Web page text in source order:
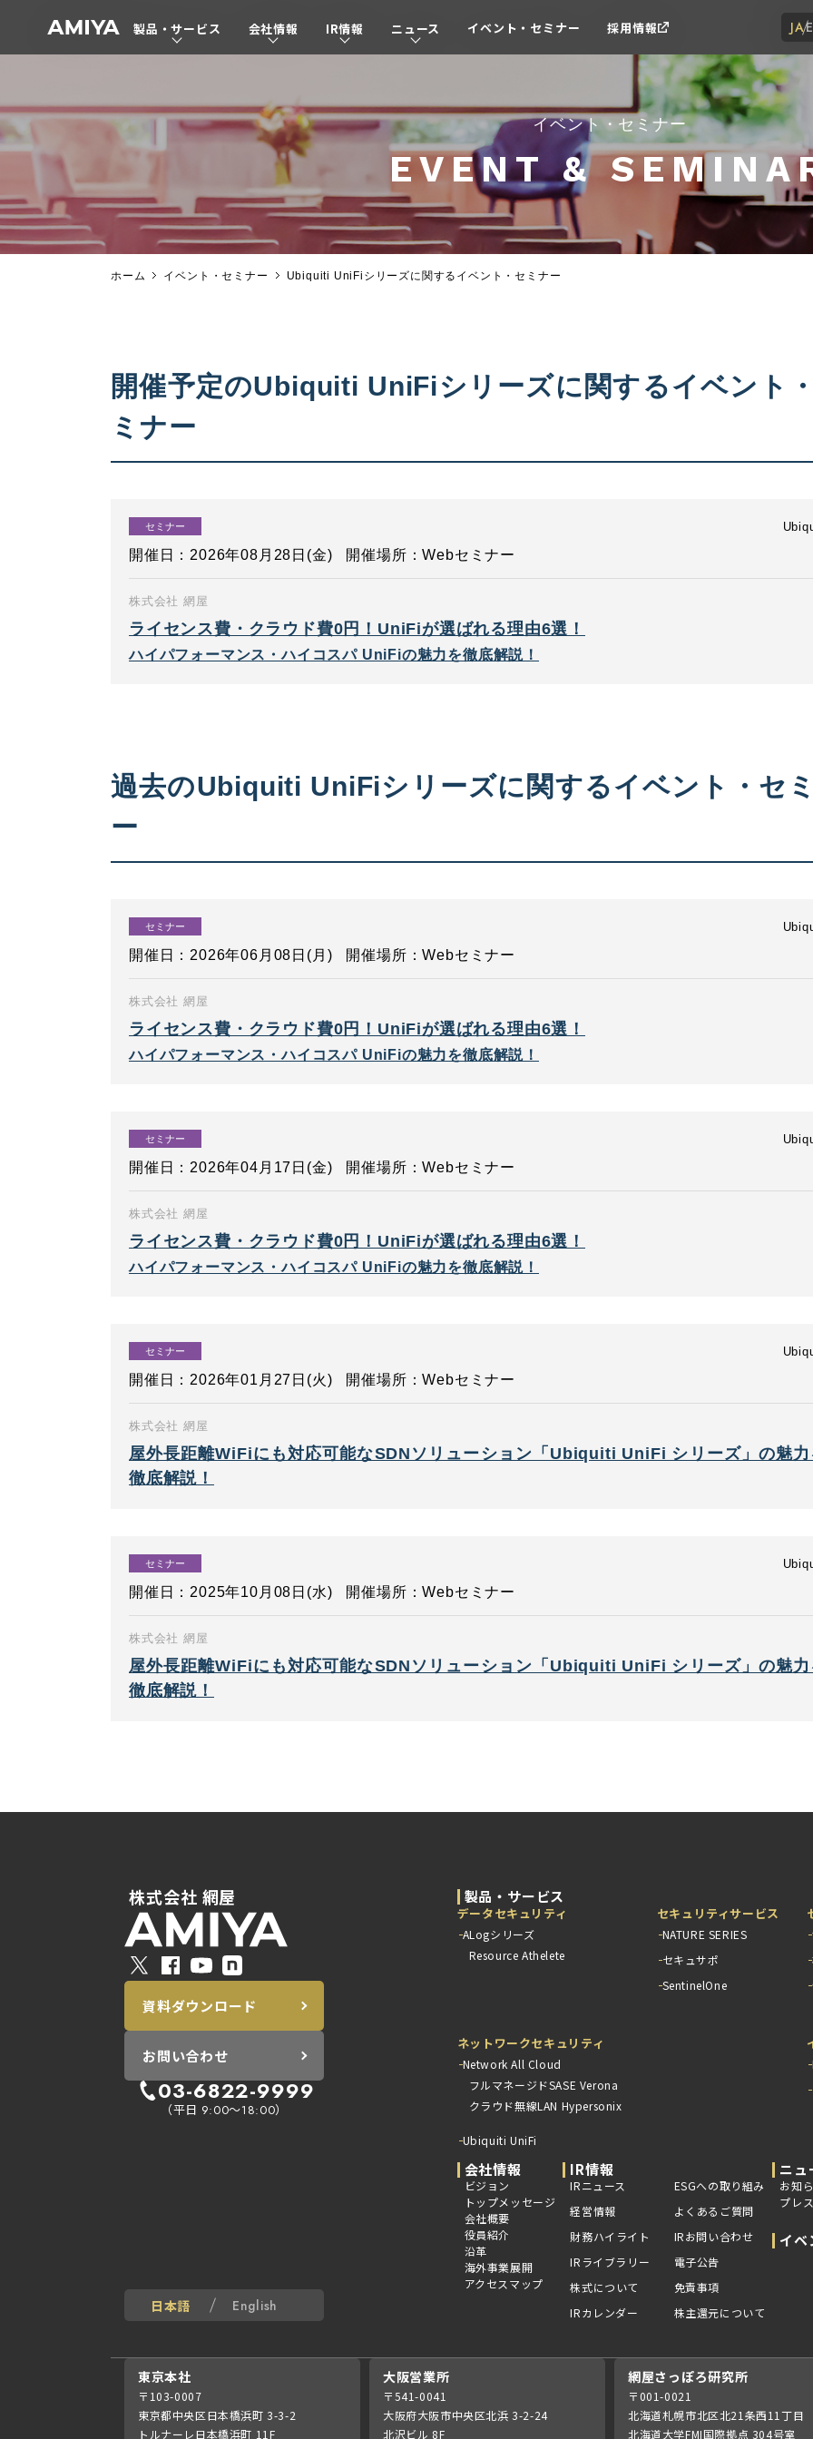
A
M
Y
A
製品・サービス 会社情報 IR情報 ニュース イベント・セミナー 採用情報 JA
イベント・セミナー
EVENT &
ホーム イベント・セミナー Ubiquiti UniFiシリーズに関するイベント・セミナー
開催予定のUbiquiti UniFiシリーズに関するイベント
ミナー
セミナー
開催日：2026年08月28日(金) 開催場所：Webセミナー
株式会社 網屋
ライセンス費・クラウド費0円！UniFiが選ばれる理由6選！
ハイパフォーマンス・ハイコスパ UniFiの魅力を徹底解説！
過去のUbiquiti UniFiシリーズに関するイベント・セ
ー
セミナー
開催日：2026年06月08日(月) 開催場所：Webセミナー
株式会社 網屋
ライセンス費・クラウド費0円！UniFiが選ばれる理由6選！
ハイパフォーマンス・ハイコスパ UniFiの魅力を徹底解説！
セミナー
開催日：2026年04月17日(金) 開催場所：Webセミナー
株式会社 網屋
ライセンス費・クラウド費0円！UniFiが選ばれる理由6選！
ハイパフォーマンス・ハイコスパ UniFiの魅力を徹底解説！
セミナー
開催日：2026年01月27日(火) 開催場所：Webセミナー
株式会社 網屋
屋外長距離WiFiにも対応可能なSDNソリューション「Ubiquiti UniFi シリーズ」の魅力
徹底解説！
セミナー
開催日：2025年10月08日(水) 開催場所：Webセミナー
株式会社 網屋
屋外長距離WiFiにも対応可能なSDNソリューション「Ubiquiti UniFi シリーズ」の魅力
徹底解説！
株式会社 網屋
資料ダウンロード
お問い合わせ
03-6822-9999
（平日 9:00～18:00）
日本語 English
製品・サービス
データセキュリティ
ALogシリーズ
Resource Athelete
ネットワークセキュリティ
Network All Cloud
フルマネージドSASE Verona
クラウド無線LAN Hypersonix
Ubiquiti UniFi
セキュリティサービス
NATURE SERIES
セキュサポ
SentinelOne
会社情報
ビジョン
トップメッセージ
会社概要
役員紹介
沿革
海外事業展開
アクセスマップ
IR情報
IRニュース
ESGへの取り組み
経営情報
よくあるご質問
財務ハイライト
IRお問い合わせ
IRライブラリー
電子公告
株式について
免責事項
IRカレンダー
株主還元について
ニュ
お知
プレ
イベ
東京本社
〒103-0007
東京都中央区日本橋浜町 3-3-2
トルナーレ日本橋浜町 11F
大阪営業所
〒541-0041
大阪府大阪市中央区北浜 3-2-24
北沢ビル 8F
網屋さっぽろ研究所
〒001-0021
北海道札幌市北区北21条西11丁目
北海道大学FMI国際拠点 304号室